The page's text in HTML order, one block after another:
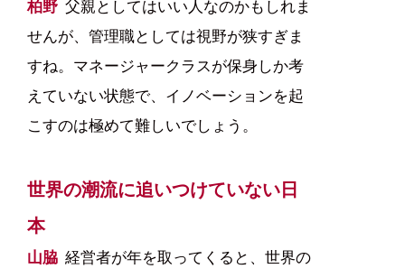
柏野 父親としてはいい人なのかもしれま
せんが、管理職としては視野が狭すぎま
すね。マネージャークラスが保身しか考
えていない状態で、イノベーションを起
こすのは極めて難しいでしょう。
世界の潮流に追いつけていない日
本
山脇 経営者が年を取ってくると、世界の